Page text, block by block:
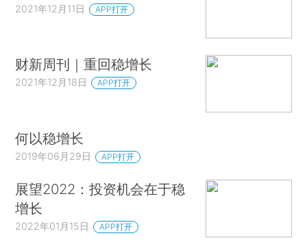
2021年12月11日 APP打开
财新周刊｜重回稳增长
2021年12月18日 APP打开
何以稳增长
2019年06月29日 APP打开
展望2022：投资机会在于稳
增长
2022年01月15日 APP打开